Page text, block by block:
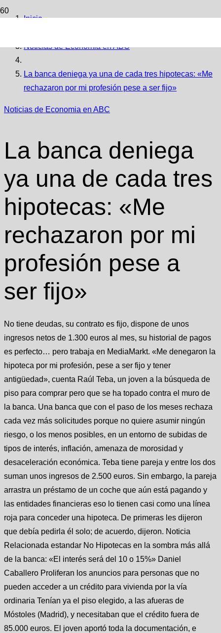
Inicio
Noticias de Economia en ABC
La banca deniega ya una de cada tres hipotecas: «Me
rechazaron por mi profesión pese a ser fijo»
Noticias de Economia en ABC
La banca deniega
ya una de cada tres
hipotecas: «Me
rechazaron por mi
profesión pese a
ser fijo»
No tiene deudas, su contrato es fijo, dispone de unos
ingresos netos de 1.300 euros al mes, su historial de pagos
es perfecto… pero trabaja en MediaMarkt. «Me denegaron la
hipoteca por mi profesión, pese a ser fijo y tener
antigüedad», cuenta Raúl Teba, un joven a la búsqueda de
piso para comprar pero que se ha topado contra el muro de
la banca. Una banca que con el paso de los meses rechaza
cada vez más solicitudes porque no quiere asumir ningún
riesgo, o los menos posibles, en un entorno de subidas de
tipos de interés, inflación, amenaza de morosidad y
desaceleración económica. Teba tiene pareja y entre los dos
suman unos ingresos de 2.500 euros. Sin embargo, la pareja
arrastra un préstamo de un coche que aún está pagando y
las entidades financieras eso lo tienen casi como una línea
roja para conceder una hipoteca. De primeras les dijeron
que debía pedirla él solo; de acuerdo, dijeron. Noticia
Relacionada estandar No Hipotecas en la sombra más allá
de la banca: «El interés será del 10 o 15%» Daniel
Caballero Proliferan los anuncios para personas que no
pueden acceder a un crédito para vivienda por la vía
ordinaria Tenían ya el piso elegido, a las afueras de
Móstoles (Madrid), y necesitaban que el crédito fuera de
85.000 euros. El joven aportó toda la documentación, e